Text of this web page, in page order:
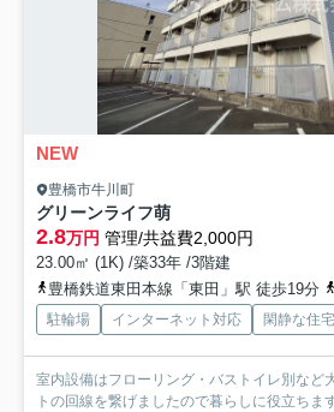
NEW
豊橋市牛川町
グリーンライフ萌
2.8万円 管理/共益費2,000円
23.00㎡ (1K) /築33年 /3階建
豊橋鉄道東田本線「東田」駅 徒歩19分
駐輪場 インターネット対応 閑静な住
室内設備はフローリング・バストイレ別など
トの回線を繋げましたので暮らしに役立ちま